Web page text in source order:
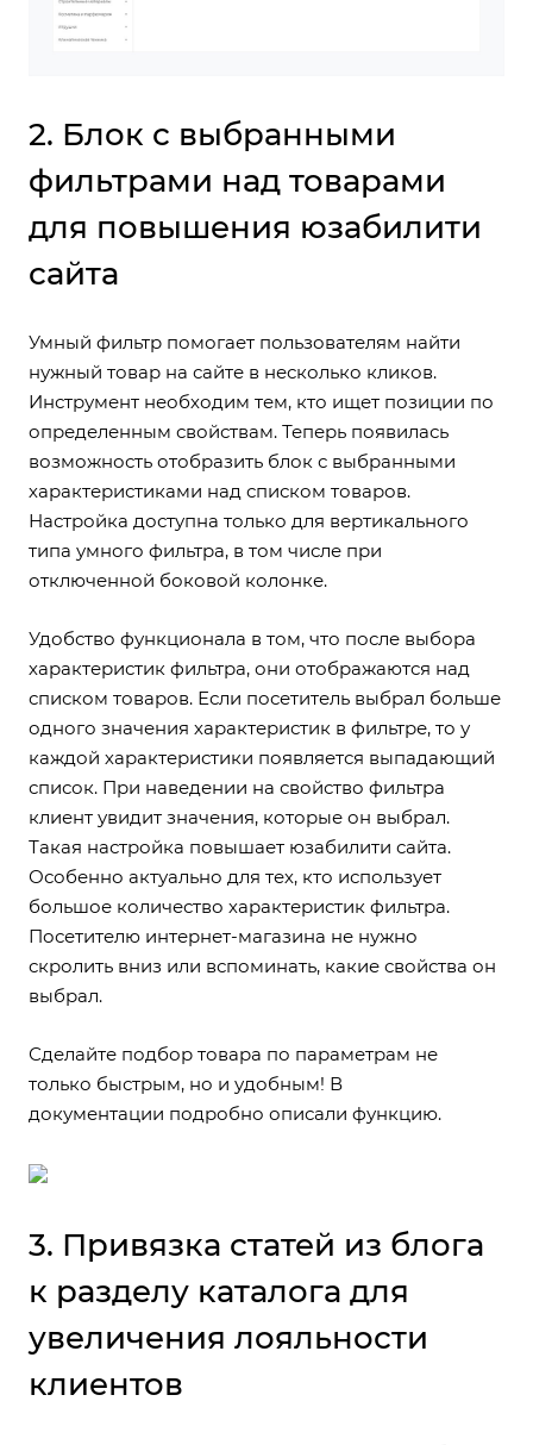
2. Блок с выбранными
фильтрами над товарами
для повышения юзабилити
сайта
Умный фильтр помогает пользователям найти
нужный товар на сайте в несколько кликов.
Инструмент необходим тем, кто ищет позиции по
определенным свойствам. Теперь появилась
возможность отобразить блок с выбранными
характеристиками над списком товаров.
Настройка доступна только для вертикального
типа умного фильтра, в том числе при
отключенной боковой колонке.
Удобство функционала в том, что после выбора
характеристик фильтра, они отображаются над
списком товаров. Если посетитель выбрал больше
одного значения характеристик в фильтре, то у
каждой характеристики появляется выпадающий
список. При наведении на свойство фильтра
клиент увидит значения, которые он выбрал.
Такая настройка повышает юзабилити сайта.
Особенно актуально для тех, кто использует
большое количество характеристик фильтра.
Посетителю интернет-магазина не нужно
скролить вниз или вспоминать, какие свойства он
выбрал.
Сделайте подбор товара по параметрам не
только быстрым, но и удобным! В
документации подробно описали функцию.
3. Привязка статей из блога
к разделу каталога для
увеличения лояльности
клиентов